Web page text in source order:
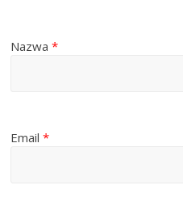
Nazwa*
Email*